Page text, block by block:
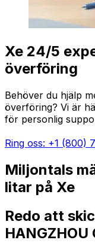
Xe 24/5
överföring
Behöver du hjälp
överföring? Vi är
för personlig
Ring oss: +1 (800)
Miljontals
litar på Xe
Redo att
HANGZHOU